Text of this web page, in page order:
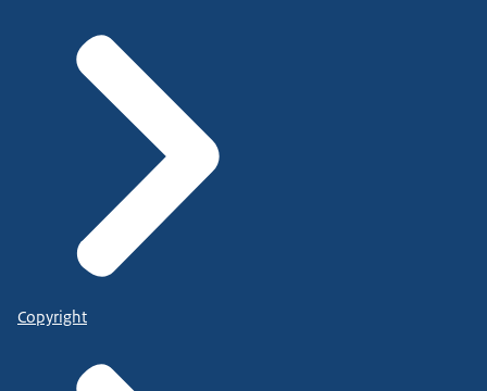
Copyright